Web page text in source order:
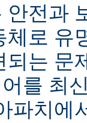
안전과
체로 유
되는 문
를 최
파치에